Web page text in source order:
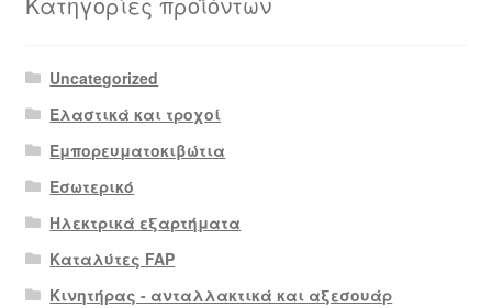
Uncategorized
Ελαστικά και τροχοί
Εμπορευματοκιβώτια
Εσωτερικό
Ηλεκτρικά εξαρτήματα
Καταλύτες FAP
Κινητήρας - ανταλλακτικά και αξεσουάρ